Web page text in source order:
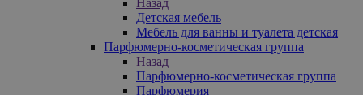
Детская мебель
Мебель для ванны и туалета детская
Парфюмерно-косметическая группа
Назад
Парфюмерно-косметическая группа
Парфюмерия